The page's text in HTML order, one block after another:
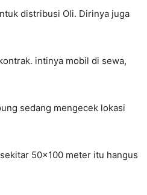
distribusi Oli. Dirinya juga
intinya mobil di sewa,
sedang mengecek lokasi
50×100 meter itu hangus